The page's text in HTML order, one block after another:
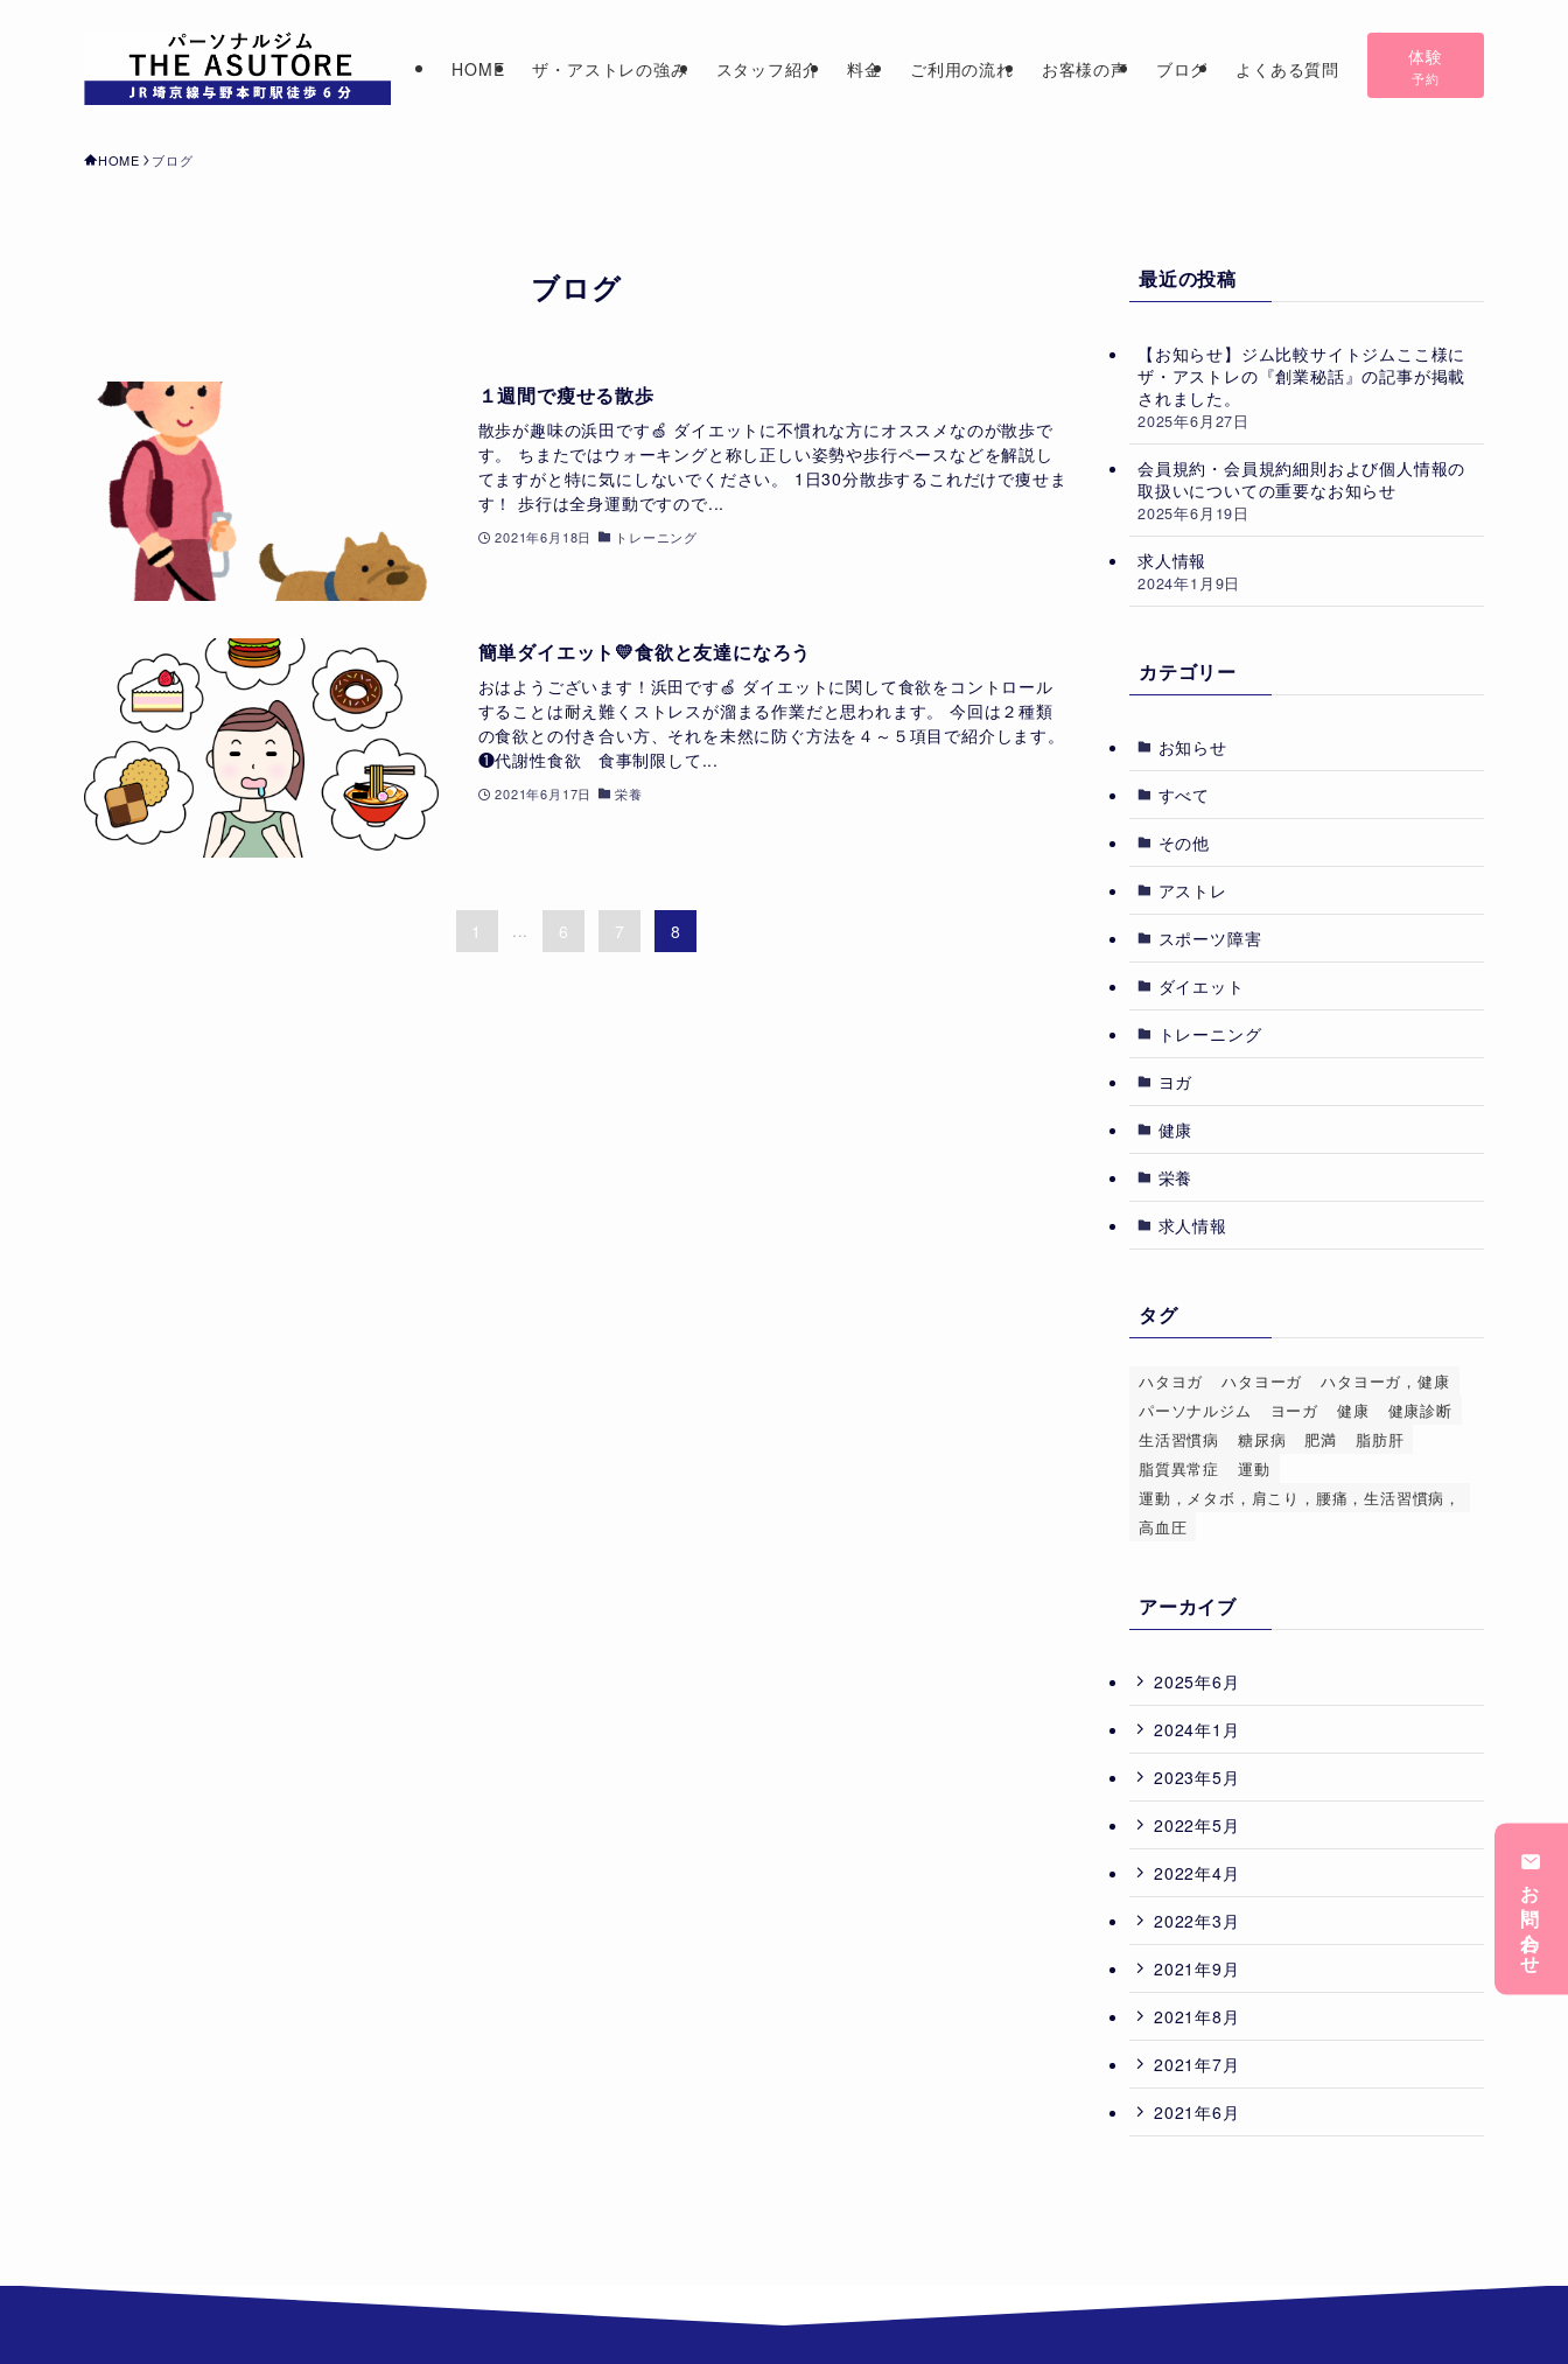
HOME ザ・アストレの強み スタッフ紹介 料金 ご利用の流れ お客様の声 ブログ よくある質問
体験
予約
HOME ブログ
ブログ
１週間で瘦せる散歩
散歩が趣味の浜田です🍏 ダイエットに不慣れな方にオススメなのが散歩で
す。 ちまたではウォーキングと称し正しい姿勢や歩行ペースなどを解説し
てますがと特に気にしないでください。 1日30分散歩するこれだけで痩せま
す！ 歩行は全身運動ですので...
2021年6月18日 トレーニング
簡単ダイエット💛食欲と友達になろう
おはようございます！浜田です🍏 ダイエットに関して食欲をコントロール
することは耐え難くストレスが溜まる作業だと思われます。 今回は２種類
の食欲との付き合い方、それを未然に防ぐ方法を４～５項目で紹介します。
❶代謝性食欲 食事制限して...
2021年6月17日 栄養
1 ... 6 7 8
最近の投稿
【お知らせ】ジム比較サイトジムここ様に
ザ・アストレの『創業秘話』の記事が掲載
されました。
2025年6月27日
会員規約・会員規約細則および個人情報の
取扱いについての重要なお知らせ
2025年6月19日
求人情報
2024年1月9日
カテゴリー
お知らせ
すべて
その他
アストレ
スポーツ障害
ダイエット
トレーニング
ヨガ
健康
栄養
求人情報
タグ
ハタヨガ ハタヨーガ
ハタヨーガ，健康
パーソナルジム
ヨーガ 健康
健康診断
生活習慣病
糖尿病 肥満
脂肪肝
脂質異常症
運動
運動，メタボ，肩こり，腰痛，生活習慣病，
高血圧
アーカイブ
2025年6月
2024年1月
2023年5月
2022年5月
2022年4月
2022年3月
2021年9月
2021年8月
2021年7月
2021年6月
お問い合わせ